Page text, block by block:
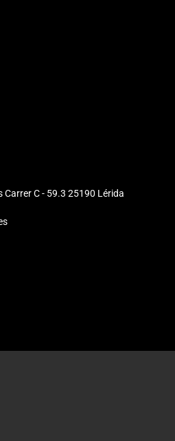
Carrer C - 59.3 25190 Lérida